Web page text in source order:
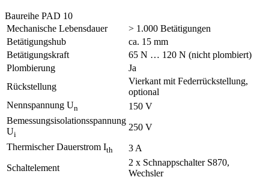
Baureihe PAD 10
Mechanische Lebensdauer
> 1.000 Betätigungen
Betätigungshub
ca. 15 mm
Betätigungskraft
65 N … 120 N (nicht plombiert)
Plombierung
Ja
Rückstellung
Vierkant mit Federrückstellung,
optional
Nennspannung Un
150 V
Bemessungsisolationsspannung
Ui
250 V
Thermischer Dauerstrom Ith
3 A
Schaltelement
2 x Schnappschalter S870,
Wechsler